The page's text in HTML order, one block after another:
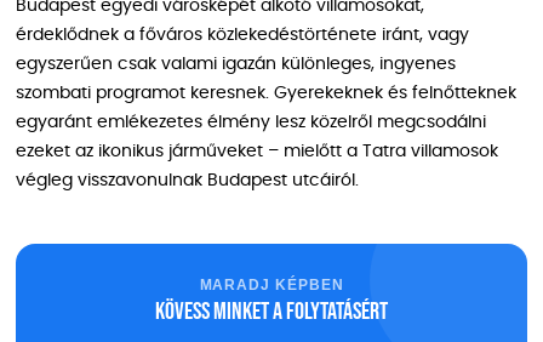
Budapest egyedi városképét alkotó villamosokat,
érdeklődnek a főváros közlekedéstörténete iránt, vagy
egyszerűen csak valami igazán különleges, ingyenes
szombati programot keresnek. Gyerekeknek és felnőtteknek
egyaránt emlékezetes élmény lesz közelről megcsodálni
ezeket az ikonikus járműveket – mielőtt a Tatra villamosok
végleg visszavonulnak Budapest utcáiról.
MARADJ KÉPBEN
Kövess minket a folytatásért